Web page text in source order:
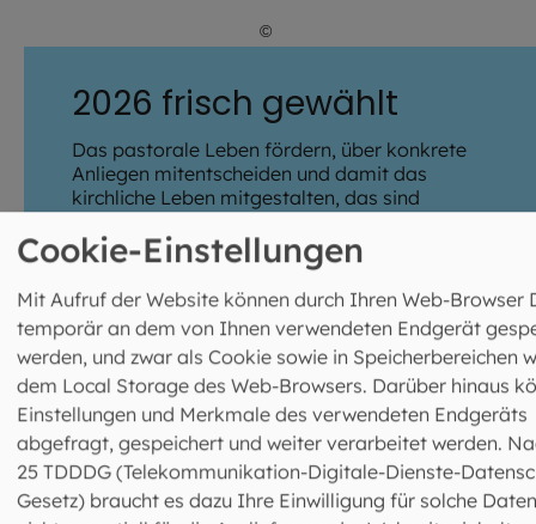
©
2026 frisch gewählt
Das pastorale Leben fördern, über konkrete
Anliegen mitentscheiden und damit das
kirchliche Leben mitgestalten, das sind
Gremium aus ehrenamtlichen Mitgliedern wird
alle vier Jahre von der Gemeinde demokratisch
gewählt – zuletzt am 1. März 2026. Was
Pfarrgemeinderäte tun, wie ihr kandidiert und
mitentscheidet, findet ihr bei unserem
Diözesanrat.
MEHR ZUR
PFARRGEMEINDERATSWAHL
Cookie-Einstellungen
Mit Aufruf der Website können durch Ihren Web-Browser
temporär an dem von Ihnen verwendeten Endgerät
werden, und zwar als Cookie sowie in Speicherbereichen
dem Local Storage des Web-Browsers. Darüber hinaus
Einstellungen und Merkmale des verwendeten Endgeräts
abgefragt, gespeichert und weiter verarbeitet werden.
25 TDDDG (Telekommunikation-Digitale-Dienste-
Gesetz) braucht es dazu Ihre Einwilligung für solche